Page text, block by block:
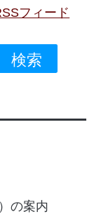
フィード
の案内